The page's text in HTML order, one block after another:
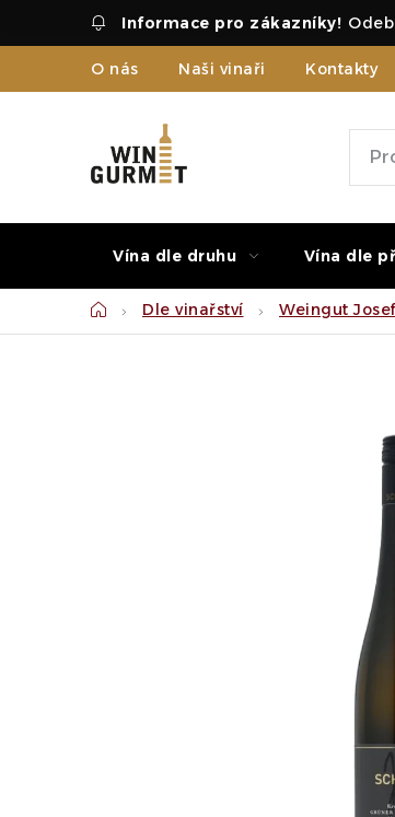
O nás Naši vinaři Kontakty
Vína dle druhu Vína dle
DomůDle vinařství Weingut